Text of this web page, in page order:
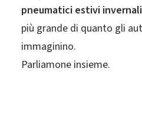
pneumatici estivi
più grande di quanto gli
immaginino.
Parliamone insieme.